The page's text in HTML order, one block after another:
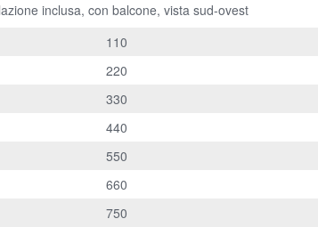
inclusa, con balcone, vista sud-ovest
110
220
330
440
550
660
750